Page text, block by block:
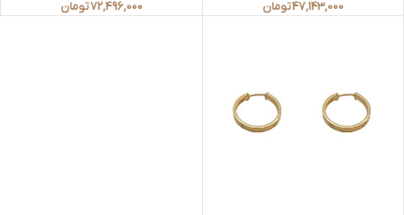
47,143,000تومان 72,496,000تومان